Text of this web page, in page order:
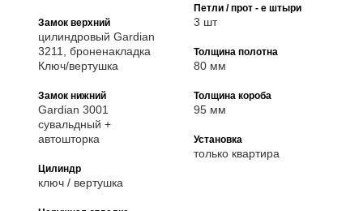
Замок верхний
цилиндровый Gardian
3211, броненакладка
Ключ/вертушка
Замок нижний
Gardian 3001
сувальдный +
автошторка
Цилиндр
ключ / вертушка
Петли / прот - е штыри
3 шт
Толщина полотна
80 мм
Толщина короба
95 мм
Установка
только квартира